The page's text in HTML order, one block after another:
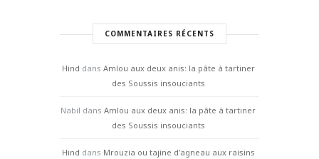
COMMENTAIRES RÉCENTS
Hind dans Amlou aux deux anis: la pâte à tartiner
des Soussis insouciants
Nabil dans Amlou aux deux anis: la pâte à tartiner
des Soussis insouciants
Hind dans Mrouzia ou tajine d’agneau aux raisins